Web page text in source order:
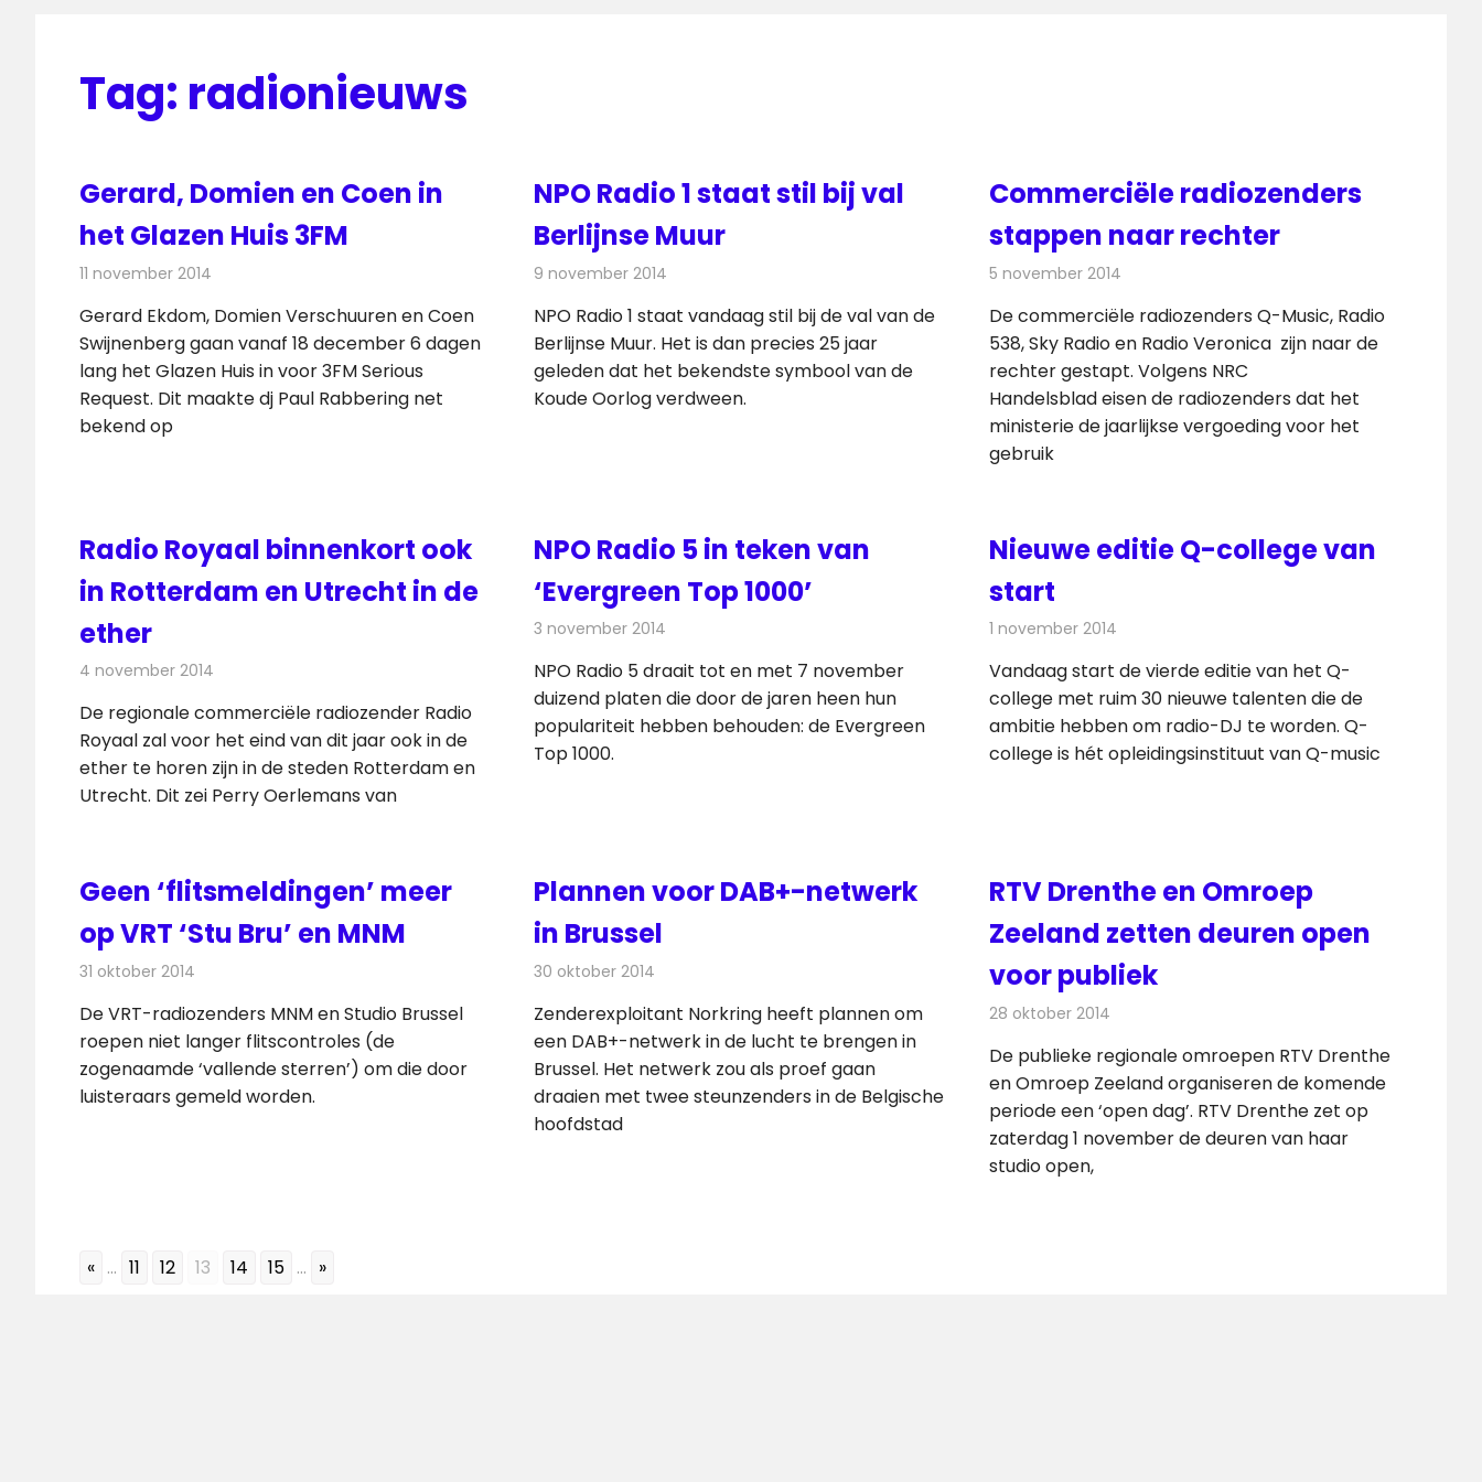
Tag: radionieuws
Gerard, Domien en Coen in
het Glazen Huis 3FM
11 november 2014
Gerard Ekdom, Domien Verschuuren en Coen
Swijnenberg gaan vanaf 18 december 6 dagen
lang het Glazen Huis in voor 3FM Serious
Request. Dit maakte dj Paul Rabbering net
bekend op
NPO Radio 1 staat stil bij val
Berlijnse Muur
9 november 2014
NPO Radio 1 staat vandaag stil bij de val van de
Berlijnse Muur. Het is dan precies 25 jaar
geleden dat het bekendste symbool van de
Koude Oorlog verdween.
Commerciële radiozenders
stappen naar rechter
5 november 2014
De commerciële radiozenders Q-Music, Radio
538, Sky Radio en Radio Veronica zijn naar de
rechter gestapt. Volgens NRC
Handelsblad eisen de radiozenders dat het
ministerie de jaarlijkse vergoeding voor het
gebruik
Radio Royaal binnenkort ook
in Rotterdam en Utrecht in de
ether
4 november 2014
De regionale commerciële radiozender Radio
Royaal zal voor het eind van dit jaar ook in de
ether te horen zijn in de steden Rotterdam en
Utrecht. Dit zei Perry Oerlemans van
NPO Radio 5 in teken van
‘Evergreen Top 1000’
3 november 2014
NPO Radio 5 draait tot en met 7 november
duizend platen die door de jaren heen hun
populariteit hebben behouden: de Evergreen
Top 1000.
Nieuwe editie Q-college van
start
1 november 2014
Vandaag start de vierde editie van het Q-
college met ruim 30 nieuwe talenten die de
ambitie hebben om radio-DJ te worden. Q-
college is hét opleidingsinstituut van Q-music
Geen ‘flitsmeldingen’ meer
op VRT ‘Stu Bru’ en MNM
31 oktober 2014
De VRT-radiozenders MNM en Studio Brussel
roepen niet langer flitscontroles (de
zogenaamde ‘vallende sterren’) om die door
luisteraars gemeld worden.
Plannen voor DAB+-netwerk
in Brussel
30 oktober 2014
Zenderexploitant Norkring heeft plannen om
een DAB+-netwerk in de lucht te brengen in
Brussel. Het netwerk zou als proef gaan
draaien met twee steunzenders in de Belgische
hoofdstad
RTV Drenthe en Omroep
Zeeland zetten deuren open
voor publiek
28 oktober 2014
De publieke regionale omroepen RTV Drenthe
en Omroep Zeeland organiseren de komende
periode een ‘open dag’. RTV Drenthe zet op
zaterdag 1 november de deuren van haar
studio open,
« ... 11 12 13 14 15 ... »